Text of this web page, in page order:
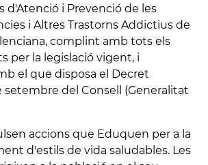
d'Atenció i Prevenció de les
i Altres Trastorns Addictius de
complint amb tots els
per la legislació vigent, i
el que disposa el Decret
setembre del Consell (Generalitat
accions que Eduquen per a la
d'estils de vida saludables. Les